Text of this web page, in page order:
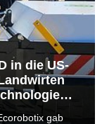
in die US-
gab